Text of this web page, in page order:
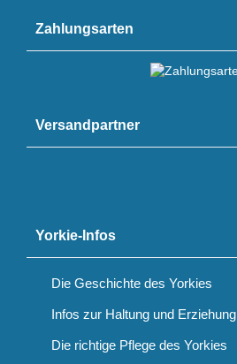
Zahlungsarten
Versandpartner
Yorkie-Infos
Die Geschichte des Yorkies
Infos zur Haltung und Erziehung
Die richtige Pflege des Yorkies